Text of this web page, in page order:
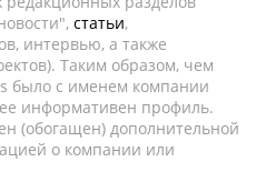
статьи,
интервью, а также
Таким образом, чем
было с именем компании
информативен профиль.
(обогащен) дополнительной
о компании или